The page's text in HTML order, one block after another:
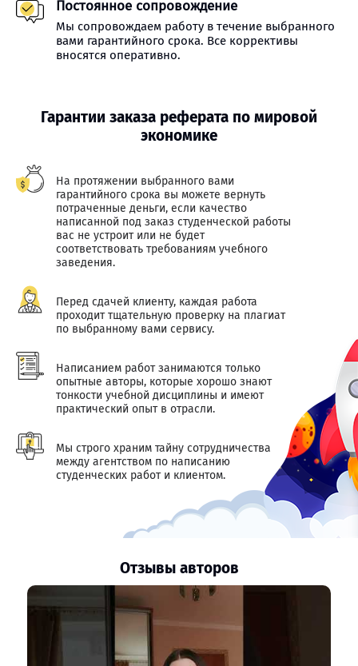
Постоянное сопровождение
Мы сопровождаем работу в течение выбранного
вами гарантийного срока. Все коррективы
вносятся оперативно.
Гарантии заказа реферата по мировой
экономике
На протяжении выбранного вами
гарантийного срока вы можете вернуть
потраченные деньги, если качество
написанной под заказ студенческой работы
вас не устроит или не будет
соответствовать требованиям учебного
заведения.
Перед сдачей клиенту, каждая работа
проходит тщательную проверку на плагиат
по выбранному вами сервису.
Написанием работ занимаются только
опытные авторы, которые хорошо знают
тонкости учебной дисциплины и имеют
практический опыт в отрасли.
Мы строго храним тайну сотрудничества
между агентством по написанию
студенческих работ и клиентом.
Отзывы авторов